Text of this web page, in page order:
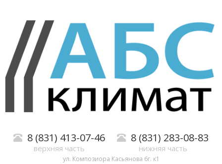
8 (831) 413-07-46
верхняя часть
8 (831) 283-08-83
нижняя часть
ул. Композиора Касьянова 6г. к1